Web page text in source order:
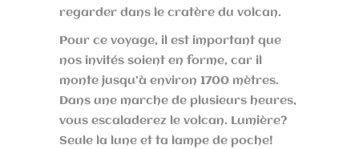
regarder dans le cratère du volcan.
Pour ce voyage, il est important que
nos invités soient en forme, car il
monte jusqu’à environ 1700 mètres.
Dans une marche de plusieurs heures,
vous escaladerez le volcan. Lumière?
Seule la lune et ta lampe de poche!